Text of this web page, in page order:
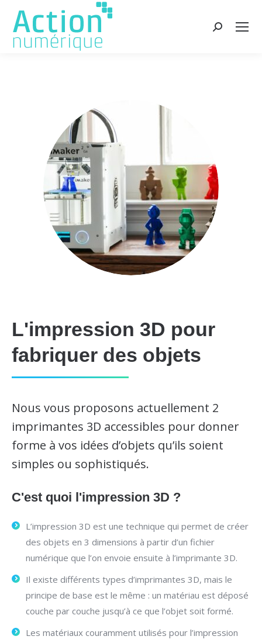
Recherche
L'impression 3D pour
fabriquer des objets
Nous vous proposons actuellement 2
imprimantes 3D accessibles pour donner
forme à vos idées d’objets qu’ils soient
simples ou sophistiqués.
C'est quoi l'impression 3D ?
L’impression 3D est une technique qui permet de créer
des objets en 3 dimensions à partir d’un fichier
numérique que l’on envoie ensuite à l’imprimante 3D.
Il existe différents types d’imprimantes 3D, mais le
principe de base est le même : un matériau est déposé
couche par couche jusqu’à ce que l’objet soit formé.
Les matériaux couramment utilisés pour l’impression